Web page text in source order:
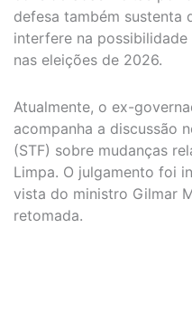
defesa também sustenta
interfere na
nas eleições de 2026.
Atualmente, o ex-
acompanha a discussão
(STF) sobre mudanças
Limpa. O julgamento foi
vista do ministro Gilmar
retomada.